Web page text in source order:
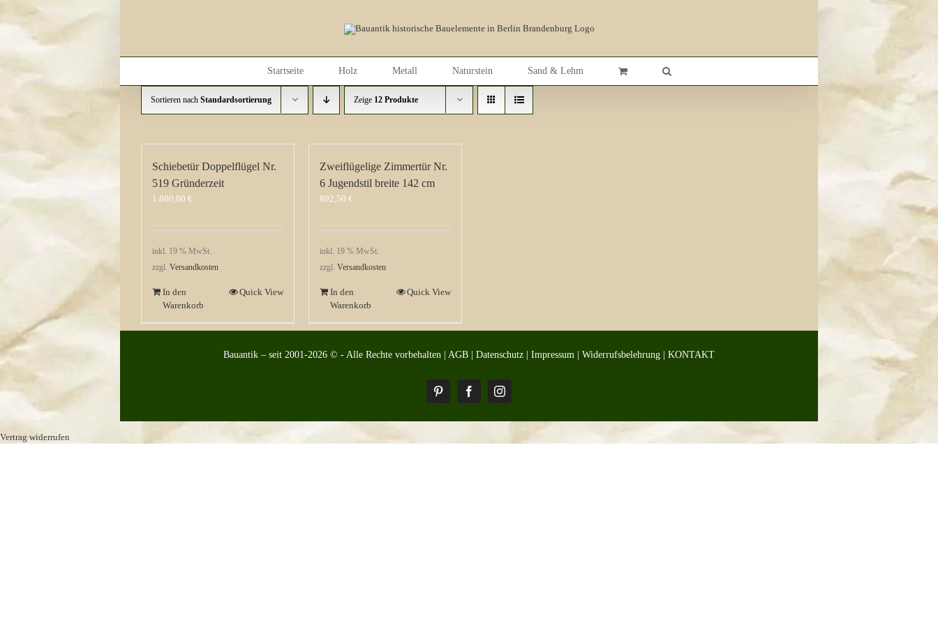
Startseite Holz Metall Naturstein Sand & Lehm
Sortieren nach Standardsortierung Zeige 12 Produkte
Schiebetür Doppelflügel Nr.
519 Gründerzeit
1.800,00 €
inkl. 19 % MwSt.
zzgl. Versandkosten
In den
Warenkorb
Quick View
Zweiflügelige Zimmertür Nr.
6 Jugendstil breite 142 cm
892,50 €
inkl. 19 % MwSt.
zzgl. Versandkosten
In den
Warenkorb
Quick View
Bauantik – seit 2001-2026 © - Alle Rechte vorbehalten | AGB Datenschutz Impressum Widerrufsbelehrung KONTAKT
PinterestFacebookInstagram
Vertrag widerrufen